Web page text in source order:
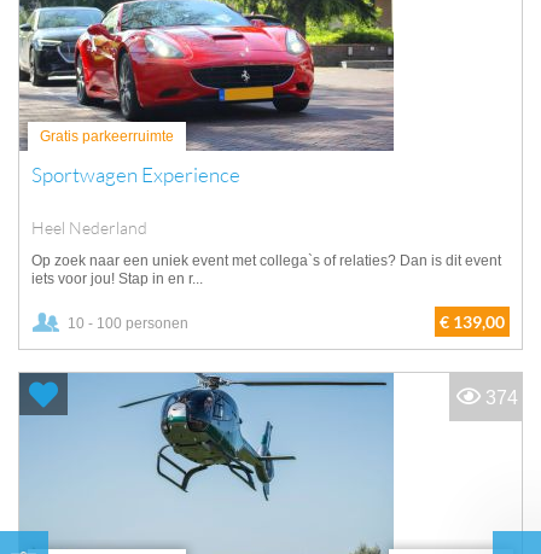
Gratis parkeerruimte
Sportwagen Experience
Heel Nederland
Op zoek naar een uniek event met collega`s of relaties? Dan is dit event
iets voor jou! Stap in en r...
10 - 100 personen € 139,00
374